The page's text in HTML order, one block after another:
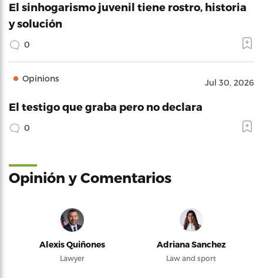
El sinhogarismo juvenil tiene rostro, historia
y solución
0
Opinions Jul 30, 2026
El testigo que graba pero no declara
0
Opinión y Comentarios
Alexis Quiñones
Lawyer
Adriana Sanchez
Law and sport